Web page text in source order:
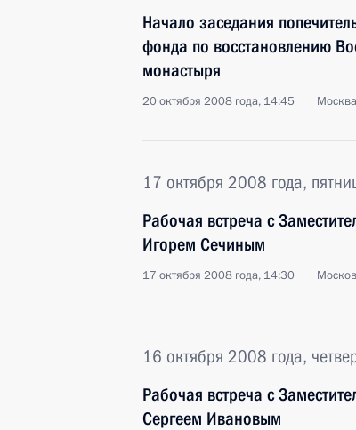
Начало заседания
фонда по восстановлению
монастыря
20 октября 2008 года, 14:45
17 октября 2008 года,
Рабочая встреча с
Игорем Сечиным
17 октября 2008 года, 14:30
16 октября 2008 года,
Рабочая встреча с
Сергеем Ивановым